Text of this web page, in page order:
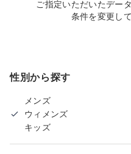
ご指定いただいたデー
条件を変更し
性別から探す
メンズ
ウィメンズ
キッズ